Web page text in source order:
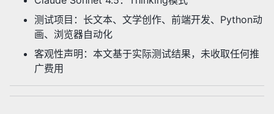
测试项目：长文本、文学创作、前端开发、Python动
画、浏览器自动化
客观性声明：本文基于实际测试结果，未收取任何推
广费用